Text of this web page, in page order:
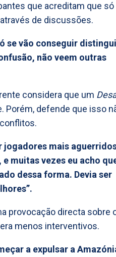
que acreditam que só
de discussões.
se vão conseguir
não veem outras
considera que um
Porém, defende que isso
jogadores mais
muitas vezes eu acho
dessa forma. Devia ser
provocação directa sobre
menos interventivos.
a expulsar a